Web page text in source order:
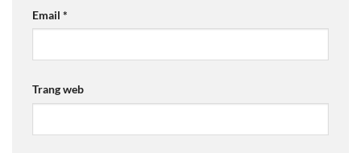
Email *
Trang web